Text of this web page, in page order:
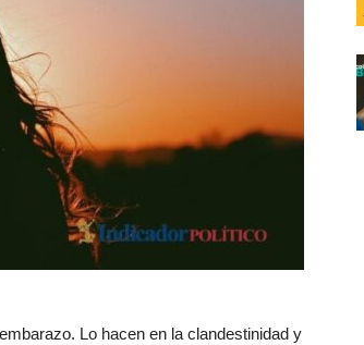
Lo hacen en la clandestinidad y